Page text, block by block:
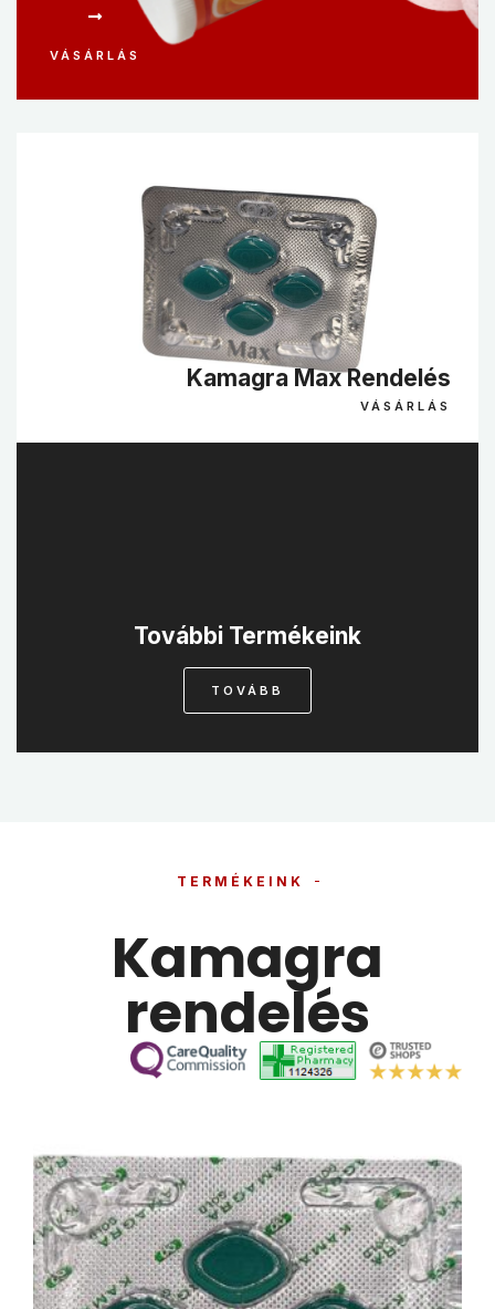
VÁSÁRLÁS
Kamagra Max Rendelés
VÁSÁRLÁS
További Termékeink
TOVÁBB
TERMÉKEINK
Kamagra
rendelés